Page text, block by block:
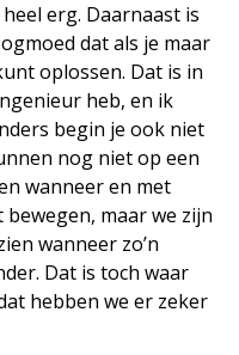
erg. Daarnaast is
dat als je maar
oplossen. Dat is in
heb, en ik
begin je ook niet
nog niet op een
wanneer en met
maar we zijn
wanneer zo’n
Dat is toch waar
hebben we er zeker